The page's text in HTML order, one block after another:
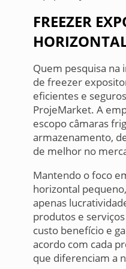
FREEZER
Quem pesquisa
de freezer
eficientes e
ProjeMarket. A
escopo câmaras
armazenamento,
de melhor no
Mantendo o foco
horizontal
apenas
produtos e
custo benefício e
acordo com cada
que diferenciam a